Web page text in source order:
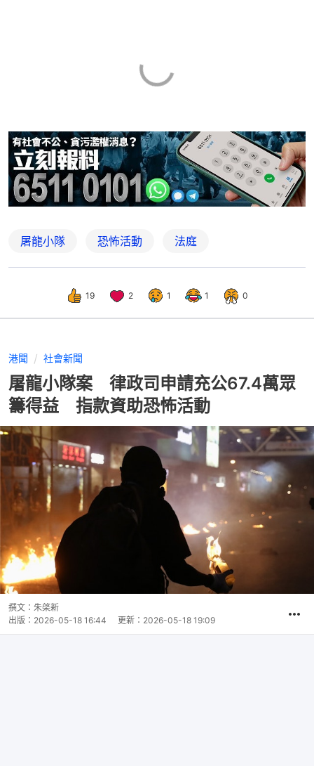
屠龍小隊 恐怖活動 法庭
19 2 1 1 0
港聞 社會新聞
屠龍小隊案 律政司申請充公67.4萬眾
籌得益 指款資助恐怖活動
撰文： 朱棨新
出版： 2026-05-18 16:44 更新： 2026-05-18 19:09